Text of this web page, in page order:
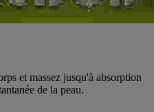
et massez jusqu'à absorption
de la peau.